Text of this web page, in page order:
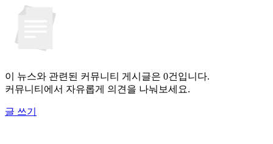
이 뉴스와 관련된 커뮤니티 게시글은 0건입니다.
커뮤니티에서 자유롭게 의견을 나눠보세요.
글 쓰기